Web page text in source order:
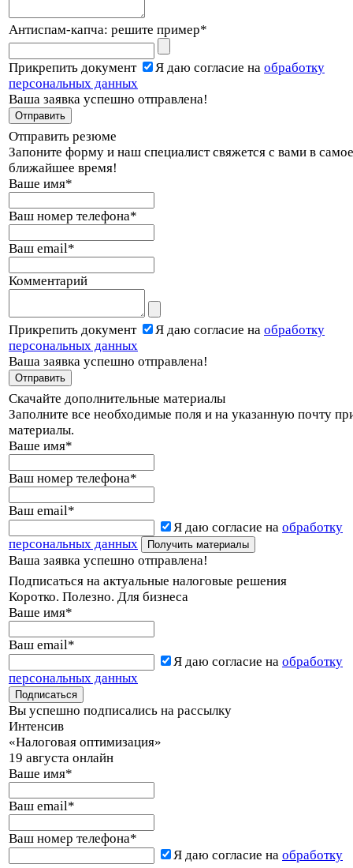
Антиспам-капча: решите пример*
Прикрепить документ Я даю согласие на обработку
персональных данных
Ваша заявка успешно отправлена!
Отправить резюме
Запоните форму и наш специалист свяжется с вами в самое
ближайшее время!
Ваше имя*
Ваш номер телефона*
Ваш email*
Комментарий
Прикрепить документ Я даю согласие на обработку
персональных данных
Ваша заявка успешно отправлена!
Скачайте дополнительные материалы
Заполните все необходимые поля и на указанную почту
материалы.
Ваше имя*
Ваш номер телефона*
Ваш email*
Я даю согласие на обработку
персональных данных
Ваша заявка успешно отправлена!
Подписаться на актуальные налоговые решения
Коротко. Полезно. Для бизнеса
Ваше имя*
Ваш email*
Я даю согласие на обработку
персональных данных
Вы успешно подписались на рассылку
Интенсив
«Налоговая оптимизация»
19 августа онлайн
Ваше имя*
Ваш email*
Ваш номер телефона*
Я даю согласие на обработку